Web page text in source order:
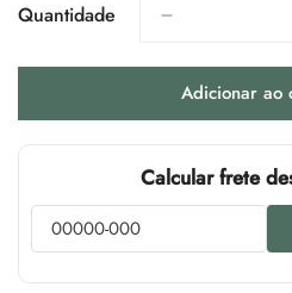
Quantidade
Adicionar ao
Calcular frete